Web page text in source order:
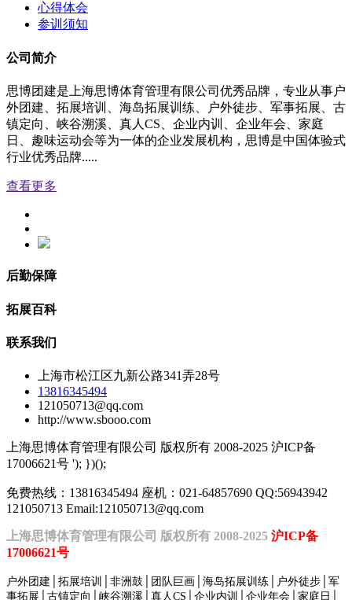
心得体会
参训须知
公司简介
思博团建是上海思博体育管理有限公司优秀品牌，专业从事户
外团建、拓展培训、海岛拓展训练、户外徒步、军事拓展、古
镇定向、峡谷溯溪、真人CS、企业内训、企业年会、家庭
日、趣味运动会等为一体的企业发展机构，思博是中国体验式
行业优秀品牌.....
查看更多
后勤保障
拓展百科
联系我们
上海市松江区九新公路341弄28号
13816345494
121050713@qq.com
http://www.sbooo.com
上海思博体育管理有限公司 版权所有 2008-2025 沪ICP备
17006621号 '); })();
免费热线：13816345494 座机：021-64857690 QQ:56943942
121050713 Email:121050713@qq.com
上海思博体育管理有限公司 版权所有 2008-2025 沪ICP备
17006621号
户外团建│拓展培训│非洲鼓│团队巨画│海岛拓展训练│户外徒步│军
事拓展│古镇定向│峡谷溯溪│真人CS│企业内训│企业年会│家庭日│